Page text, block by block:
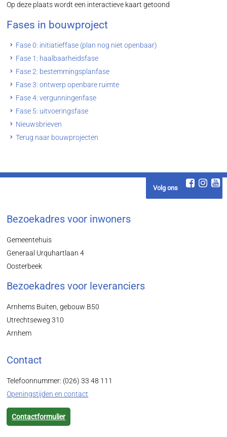
Op deze plaats wordt een interactieve kaart getoond
Fases in bouwproject
Fase 0: initiatieffase (plan nog niet openbaar)
Fase 1: haalbaarheidsfase
Fase 2: bestemmingsplanfase
Fase 3: ontwerp openbare ruimte
Fase 4: vergunningenfase
Fase 5: uitvoeringsfase
Nieuwsbrieven
Terug naar bouwprojecten
Volg ons
Bezoekadres voor inwoners
Gemeentehuis
Generaal Urquhartlaan 4
Oosterbeek
Bezoekadres voor leveranciers
Arnhems Buiten, gebouw B50
Utrechtseweg 310
Arnhem
Contact
Telefoonnummer: (026) 33 48 111
Openingstijden en contact
Contactformulier